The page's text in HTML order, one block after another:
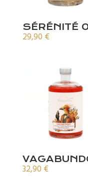
SÉRÉNITÉ
29,90 €
32,90 €